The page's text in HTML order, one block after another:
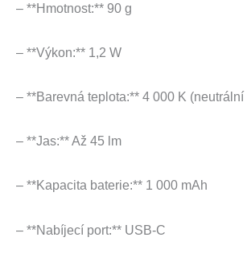
– **Hmotnost:** 90 g
– **Výkon:** 1,2 W
– **Barevná teplota:** 4 000 K (neutrální
– **Jas:** Až 45 lm
– **Kapacita baterie:** 1 000 mAh
– **Nabíjecí port:** USB-C